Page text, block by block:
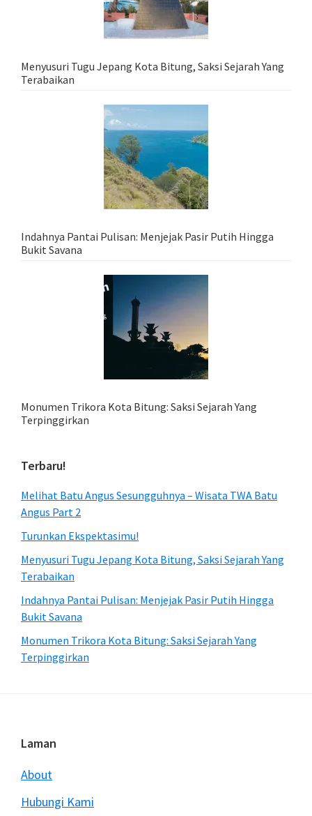
Menyusuri Tugu Jepang Kota Bitung, Saksi Sejarah Yang
Terabaikan
Indahnya Pantai Pulisan: Menjejak Pasir Putih Hingga
Bukit Savana
Monumen Trikora Kota Bitung: Saksi Sejarah Yang
Terpinggirkan
Terbaru!
Melihat Batu Angus Sesungguhnya – Wisata TWA Batu
Angus Part 2
Turunkan Ekspektasimu!
Menyusuri Tugu Jepang Kota Bitung, Saksi Sejarah Yang
Terabaikan
Indahnya Pantai Pulisan: Menjejak Pasir Putih Hingga
Bukit Savana
Monumen Trikora Kota Bitung: Saksi Sejarah Yang
Terpinggirkan
Footer
Laman
About
Hubungi Kami